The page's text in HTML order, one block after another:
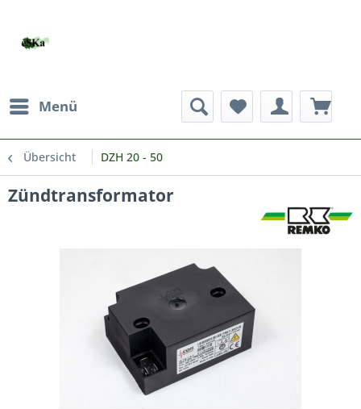
Menü
Übersicht DZH 20 - 50
Zündtransformator